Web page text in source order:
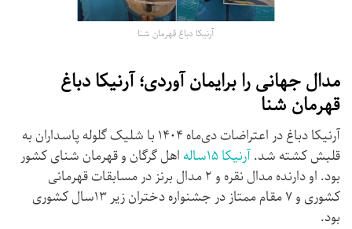
آرنیکا دباغ قهرمان شنا
مدال جهانی را برایمان آوردی؛ آرنیکا دباغ
قهرمان شنا
آرنیکا دباغ در اعتراضات دی‌ماه ۱۴۰۴ با شلیک گلوله پاسداران به
قلبش کشته شد.آرنیکا ۱۵ساله
اهل گرگان و قهرمان شنای کشور
بود. او دارنده مدال نقره و ۲ مدال برنز در مسابقات قهرمانی
کشوری و ۷ مقام ممتاز در جشنواره دختران زیر ۱۳سال کشوری
بود.